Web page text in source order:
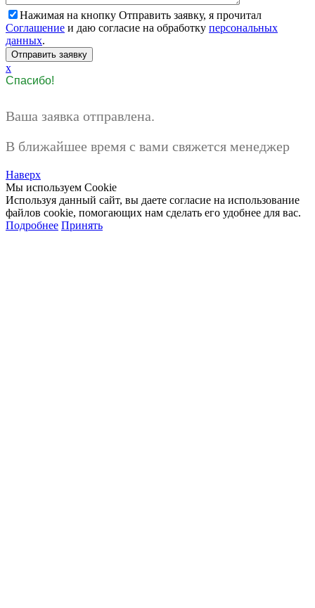
Нажимая на кнопку Отправить заявку, я прочитал
Соглашение и даю согласие на обработку персональных
данных.
x
Спасибо!
Ваша заявка отправлена.
В ближайшее время с вами свяжется менеджер
Наверх
Мы используем Cookie
Используя данный сайт, вы даете согласие на использование
файлов cookie, помогающих нам сделать его удобнее для вас.
Подробнее Принять